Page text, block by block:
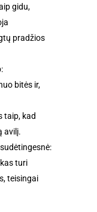
gidu,
pradžios
bitės ir,
taip, kad
avilį.
turi
teisingai